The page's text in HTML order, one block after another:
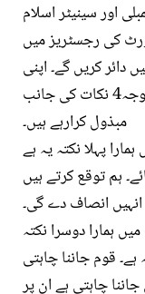
اور سینیٹر اسلام
کی رجسٹریز میں
دائر کریں گے۔ اپنی
درخواستوں میں سپریم کورٹ کی توجہ4 نکات کی جانب
مبذول کرارہے ہیں۔
پہلا نکتہ یہ ہے
ہم توقع کرتے ہیں
انصاف دے گی۔
ہمارا دوسرا نکتہ
قوم جاننا چاہتی
چاہتی ہے ان پر